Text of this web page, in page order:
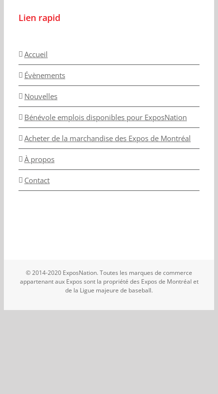
Lien rapid
Accueil
Évènements
Nouvelles
Bénévole emplois disponibles pour ExposNation
Acheter de la marchandise des Expos de Montréal
À propos
Contact
© 2014-2020 ExposNation. Toutes les marques de commerce
appartenant aux Expos sont la propriété des Expos de Montréal et
de la Ligue majeure de baseball.